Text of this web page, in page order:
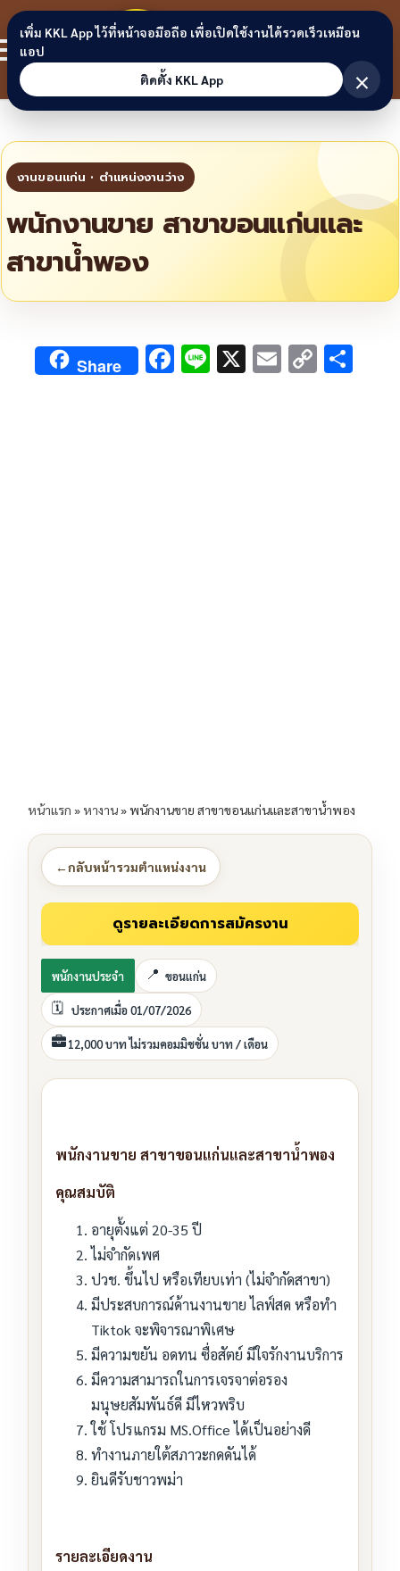
Skip to content
ขอนแก่น
ลิงก์
พนักงานขาย สาขาขอนแก่นและ
สาขาน้ำพอง
Share F Li X E C
หน้าแรก »หางาน»พนักงานขาย สาขาขอนแก่นและสาขาน้ำพอง
←กลับหน้ารวมตำแหน่งงาน
พนักงานประจำ ขอนแก่น
ประกาศเมื่อ 01/07/2026
12,000 บาท ไม่รวมคอมมิชชั่น บาท / เดือน
พนักงานขาย สาขาขอนแก่นและสาขาน้ำพอง
คุณสมบัติ
อายุตั้งแต่ 20-35 ปี
ไม่จำกัดเพศ
ปวช. ขึ้นไป หรือเทียบเท่า (ไม่จำกัดสาขา)
มีประสบการณ์ด้านงานขาย ไลฟ์สด หรือทำ
Tiktok จะพิจารณาพิเศษ
มีความขยัน อดทน ซื่อสัตย์ มีใจรักงานบริการ
มีความสามารถในการเจรจาต่อรอง
มนุษยสัมพันธ์ดี มีไหวพริบ
ใช้ โปรแกรม MS.Office ได้เป็นอย่างดี
ทำงานภายใต้สภาวะกดดันได้
ยินดีรับชาวพม่า
รายละเอียดงาน
เพิ่ม KKL App ไว้ที่หน้าจอมือถือ เพื่อเปิดใช้งานได้รวดเร็วเหมือน
แอป
ติดตั้ง KKL App
×